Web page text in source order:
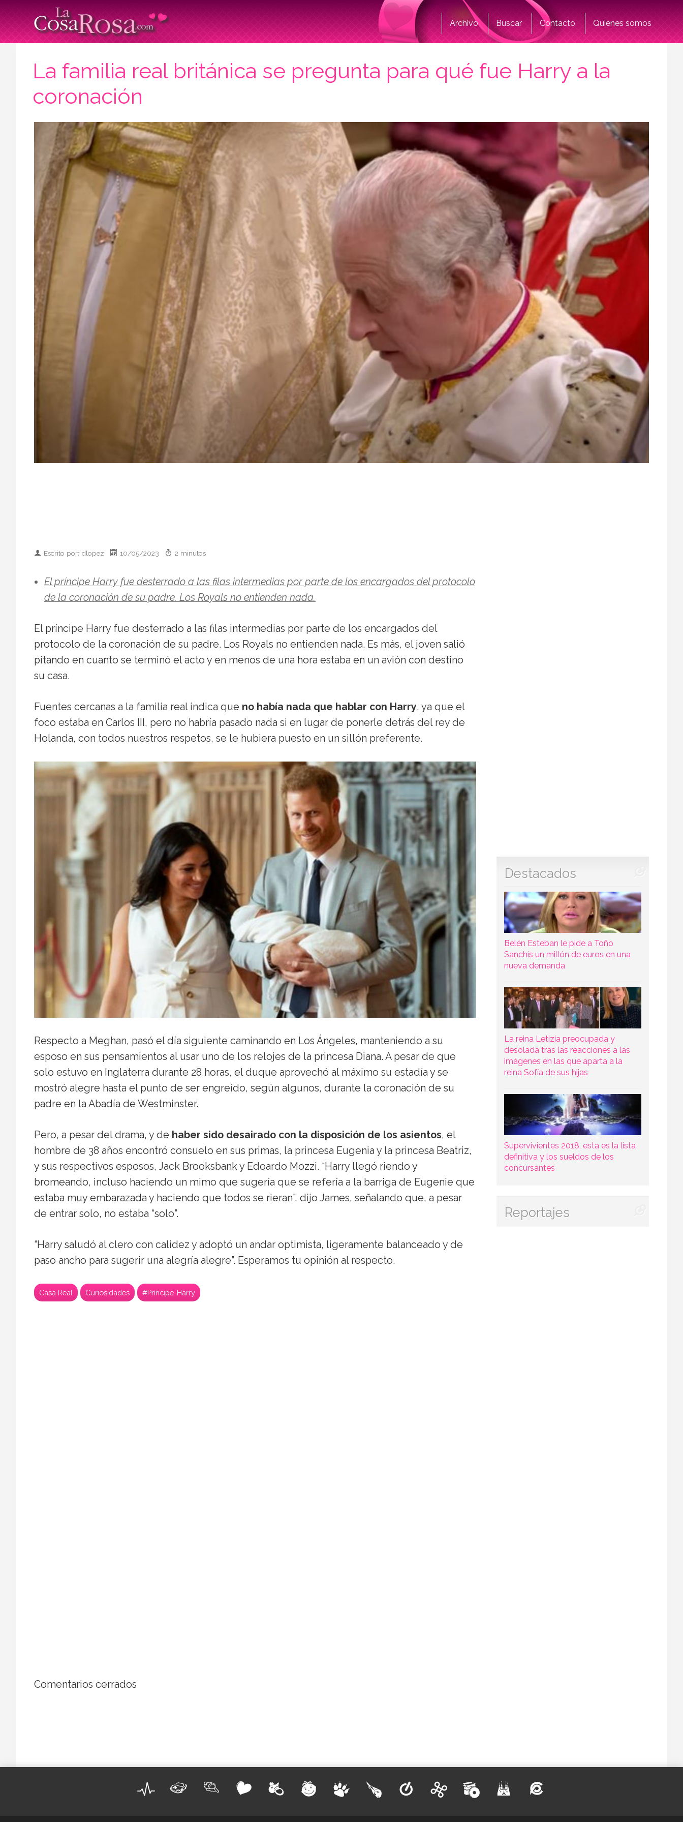
Archivo Buscar Contacto Quienes somos
La familia real británica se pregunta para qué fue Harry a la
coronación
Escrito por: dlopez 10/05/2023 2 minutos
El príncipe Harry fue desterrado a las filas intermedias por parte de los encargados del protocolo
de la coronación de su padre. Los Royals no entienden nada.
El príncipe Harry fue desterrado a las filas intermedias por parte de los encargados del
protocolo de la coronación de su padre. Los Royals no entienden nada. Es más, el joven salió
pitando en cuanto se terminó el acto y en menos de una hora estaba en un avión con destino
su casa.
Fuentes cercanas a la familia real indica que no había nada que hablar con Harry, ya que el
foco estaba en Carlos III, pero no habría pasado nada si en lugar de ponerle detrás del rey de
Holanda, con todos nuestros respetos, se le hubiera puesto en un sillón preferente.
Respecto a Meghan, pasó el día siguiente caminando en Los Ángeles, manteniendo a su
esposo en sus pensamientos al usar uno de los relojes de la princesa Diana. A pesar de que
solo estuvo en Inglaterra durante 28 horas, el duque aprovechó al máximo su estadía y se
mostró alegre hasta el punto de ser engreído, según algunos, durante la coronación de su
padre en la Abadía de Westminster.
Pero, a pesar del drama, y ​​de haber sido desairado con la disposición de los asientos, el
hombre de 38 años encontró consuelo en sus primas, la princesa Eugenia y la princesa Beatriz,
y sus respectivos esposos, Jack Brooksbank y Edoardo Mozzi. “Harry llegó riendo y
bromeando, incluso haciendo un mimo que sugería que se refería a la barriga de Eugenie que
estaba muy embarazada y haciendo que todos se rieran”, dijo James, señalando que, a pesar
de entrar solo, no estaba “solo”.
“Harry saludó al clero con calidez y adoptó un andar optimista, ligeramente balanceado y de
paso ancho para sugerir una alegría alegre”. Esperamos tu opinión al respecto.
Casa Real Curiosidades #Príncipe-Harry
Destacados
Belén Esteban le pide a Toño
Sanchís un millón de euros en una
nueva demanda
La reina Letizia preocupada y
desolada tras las reacciones a las
imágenes en las que aparta a la
reina Sofía de sus hijas
Supervivientes 2018, esta es la lista
definitiva y los sueldos de los
concursantes
Reportajes
Charlotte Casiraghi y el arte de llevar Chanel como si fuera